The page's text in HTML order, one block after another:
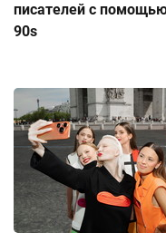
писателей с
90s